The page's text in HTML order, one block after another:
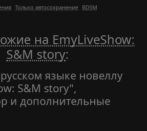
Только автосохранение BDSM
на EmyLiveShow:
S&M story:
языке новеллу
S&M story",
и дополнительные